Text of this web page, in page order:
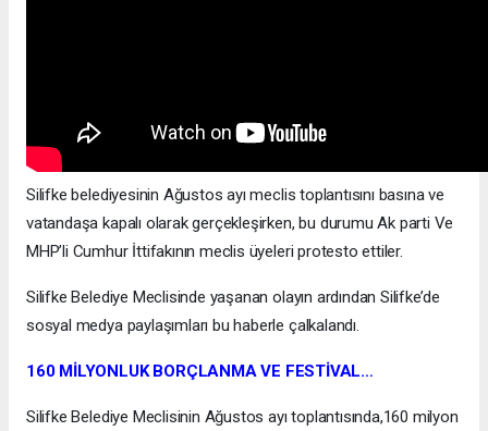
Silifke belediyesinin Ağustos ayı meclis toplantısını basına ve
vatandaşa kapalı olarak gerçekleşirken, bu durumu Ak parti Ve
MHP’li Cumhur İttifakının meclis üyeleri protesto ettiler.
Silifke Belediye Meclisinde yaşanan olayın ardından Silifke’de
sosyal medya paylaşımları bu haberle çalkalandı.
160 MİLYONLUK BORÇLANMA VE FESTİVAL…
Silifke Belediye Meclisinin Ağustos ayı toplantısında,160 milyon